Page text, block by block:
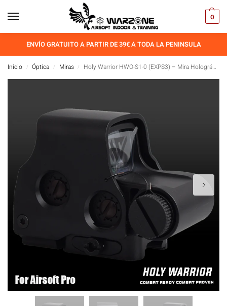
0
ENVÍO GRATUITO A PARTIR DE 39€ A TODA LA PENINSULA
Inicio / Óptica / Miras / Holy Warrior HWO-S1-0 (EXPS3) – Mira Holográfica Táctica Negra